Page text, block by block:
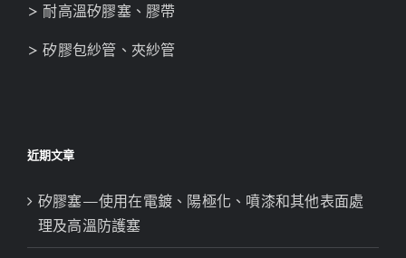
> 耐高溫矽膠塞、膠帶
> 矽膠包紗管、夾紗管
近期文章
矽膠塞—使用在電鍍、陽極化、噴漆和其他表面處
理及高溫防護塞